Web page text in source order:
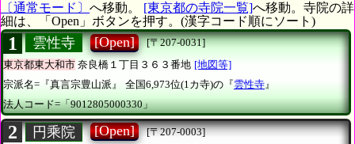
〔通常モード〕 へ移動。 [東京都の寺院一覧]へ移動。寺院の詳
細は、「Open」ボタンを押す。(漢字コード順にソート)
1 雲性寺 [Open]
[〒207-0031]
東京都東大和市 奈良橋１丁目３６３番地 [地図等]
宗派名=『真言宗豊山派』
全国6,973位(1カ寺)の『雲性寺 』
法人コード=「9012805000330」
2 円乘院 [Open]
[〒207-0003]